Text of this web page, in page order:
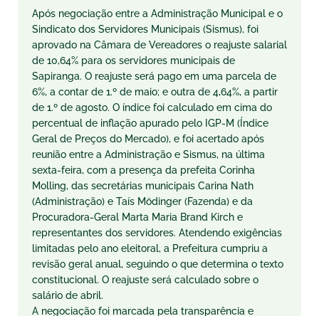
Após negociação entre a Administração Municipal e o
Sindicato dos Servidores Municipais (Sismus), foi
aprovado na Câmara de Vereadores o reajuste salarial
de 10,64% para os servidores municipais de
Sapiranga. O reajuste será pago em uma parcela de
6%, a contar de 1.º de maio; e outra de 4,64%, a partir
de 1.º de agosto. O índice foi calculado em cima do
percentual de inflação apurado pelo IGP-M (Índice
Geral de Preços do Mercado), e foi acertado após
reunião entre a Administração e Sismus, na última
sexta-feira, com a presença da prefeita Corinha
Molling, das secretárias municipais Carina Nath
(Administração) e Taís Mödinger (Fazenda) e da
Procuradora-Geral Marta Maria Brand Kirch e
representantes dos servidores. Atendendo exigências
limitadas pelo ano eleitoral, a Prefeitura cumpriu a
revisão geral anual, seguindo o que determina o texto
constitucional. O reajuste será calculado sobre o
salário de abril.
A negociação foi marcada pela transparência e